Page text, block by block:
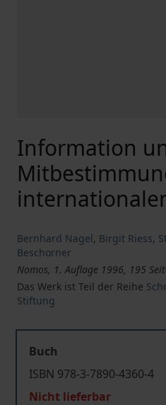
Information
Bernhard Nagel, Birgit Riess,
Beschorner
Nomos, 1. Auflage 1996, 195
Das Werk ist Teil der Reihe
Stiftung
Buch
ISBN 978-3-7890-4360-4
Nicht lieferbar